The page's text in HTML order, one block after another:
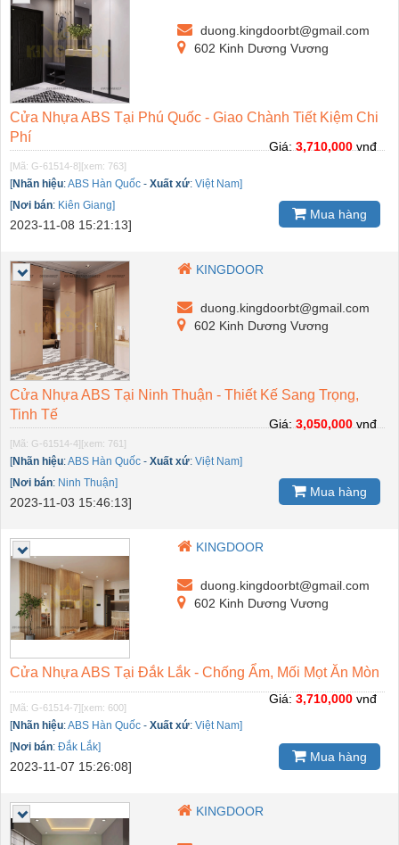
duong.kingdoorbt@gmail.com
602 Kinh Dương Vương
Cửa Nhựa ABS Tại Phú Quốc - Giao Chành Tiết Kiệm Chi
Phí
[Mã: G-61514-8][xem: 763]
[Nhãn hiệu:ABS Hàn Quốc - Xuất xứ: Việt Nam]
[Nơi bán: Kiên Giang]
2023-11-08 15:21:13]
Giá: 3,710,000 vnđ
Mua hàng
KINGDOOR
duong.kingdoorbt@gmail.com
602 Kinh Dương Vương
Cửa Nhựa ABS Tại Ninh Thuận - Thiết Kế Sang Trọng,
Tinh Tế
[Mã: G-61514-4][xem: 761]
[Nhãn hiệu:ABS Hàn Quốc - Xuất xứ: Việt Nam]
[Nơi bán: Ninh Thuận]
2023-11-03 15:46:13]
Giá: 3,050,000 vnđ
Mua hàng
KINGDOOR
duong.kingdoorbt@gmail.com
602 Kinh Dương Vương
Cửa Nhựa ABS Tại Đắk Lắk - Chống Ẩm, Mối Mọt Ăn Mòn
[Mã: G-61514-7][xem: 600]
[Nhãn hiệu:ABS Hàn Quốc - Xuất xứ: Việt Nam]
[Nơi bán: Đắk Lắk]
2023-11-07 15:26:08]
Giá: 3,710,000 vnđ
Mua hàng
KINGDOOR